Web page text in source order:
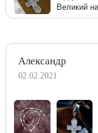
Великий
Александр
02.02.2021